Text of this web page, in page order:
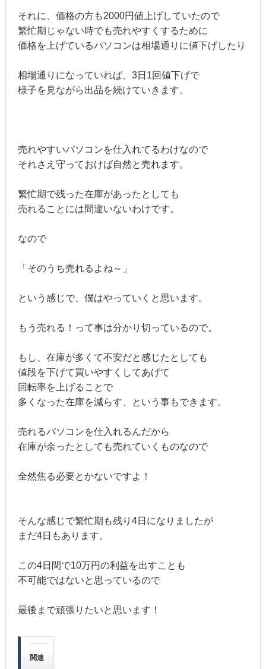
それに、価格の方も2000円値上げしていたので
繁忙期じゃない時でも売れやすくするために
価格を上げているパソコンは相場通りに値下げしたり
相場通りになっていれば、3日1回値下げで
様子を見ながら出品を続けていきます。
売れやすいパソコンを仕入れてるわけなので
それさえ守っておけば自然と売れます。
繁忙期で残った在庫があったとしても
売れることには間違いないわけです。
なので
「そのうち売れるよね～」
という感じで、僕はやっていくと思います。
もう売れる！って事は分かり切っているので。
もし、在庫が多くて不安だと感じたとしても
値段を下げて買いやすくしてあげて
回転率を上げることで
多くなった在庫を減らす、という事もできます。
売れるパソコンを仕入れるんだから
在庫が余ったとしても売れていくものなので
全然焦る必要とかないですよ！
そんな感じで繁忙期も残り4日になりましたが
まだ4日もあります。
この4日間で10万円の利益を出すことも
不可能ではないと思っているので
最後まで頑張りたいと思います！
関連